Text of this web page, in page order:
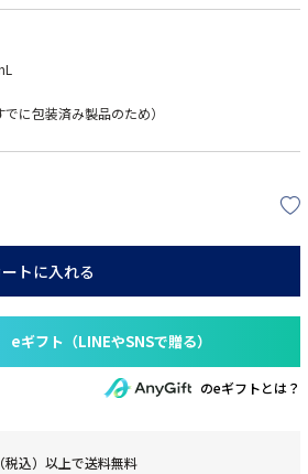
でに包装済み製品のため）
トに入れる
のeギフトとは？
込）以上で送料無料